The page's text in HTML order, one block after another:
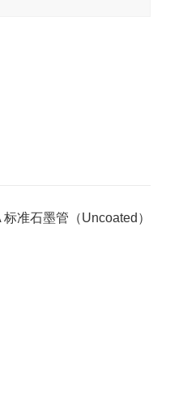
准石墨管（Uncoated）